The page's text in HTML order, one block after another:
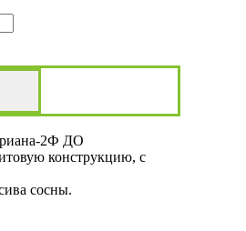
2Ф ДО
конструкцию, с
сосны.